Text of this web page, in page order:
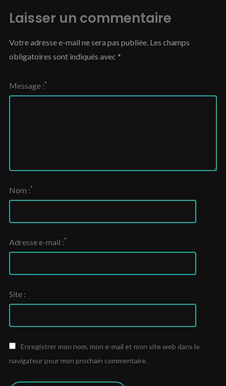
Laisser un commentaire
Votre adresse e-mail ne sera pas publiée. Les champs
obligatoires sont indiqués avec *
Message :*
Nom :*
Adresse e-mail :*
Site :
Enregistrer mon nom, mon e-mail et mon site web dans le
navigateur pour mon prochain commentaire.